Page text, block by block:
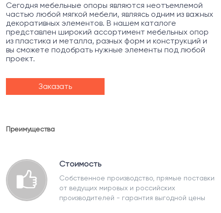
Сегодня мебельные опоры являются неотъемлемой
частью любой мягкой мебели, являясь одним из важных
декоративных элементов. В нашем каталоге
представлен широкий ассортимент мебельных опор
из пластика и металла, разных форм и конструкций и
вы сможете подобрать нужные элементы под любой
проект.
Заказать
Преимущества
Стоимость
Собственное производство, прямые поставки
от ведущих мировых и российских
производителей - гарантия выгодной цены